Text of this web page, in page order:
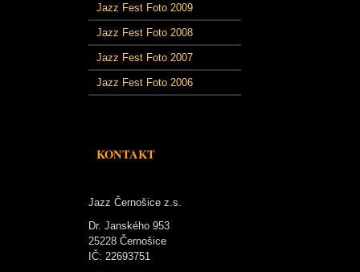
Jazz Fest Foto 2009
Jazz Fest Foto 2008
Jazz Fest Foto 2007
Jazz Fest Foto 2006
KONTAKT
Jazz Černošice z.s.
Dr. Janského 953
25228 Černošice
IČ: 22693751